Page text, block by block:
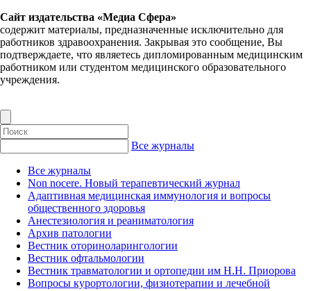
Сайт издательства «Медиа Сфера»
содержит материалы, предназначенные исключительно для
работников здравоохранения. Закрывая это сообщение, Вы
подтверждаете, что являетесь дипломированным медицинским
работником или студентом медицинского образовательного
учреждения.
Все журналы
Все журналы
Non nocere. Новый терапевтический журнал
Адаптивная медицинская иммунология и вопросы
общественного здоровья
Анестезиология и реаниматология
Архив патологии
Вестник оториноларингологии
Вестник офтальмологии
Вестник травматологии и ортопедии им Н.Н. Приорова
Вопросы курортологии, физиотерапии и лечебной